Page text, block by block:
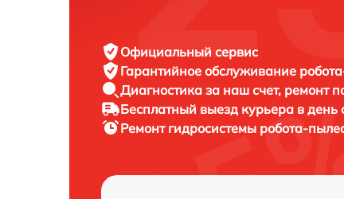
Официальный сервис
Гарантийное обслуживание
Диагностика за наш счет, ремонт
Бесплатный выезд курьера в день
Ремонт гидросистемы робота-